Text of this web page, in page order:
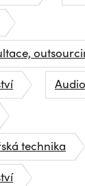
technika